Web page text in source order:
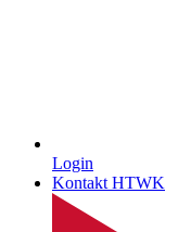
Login
Kontakt HTWK